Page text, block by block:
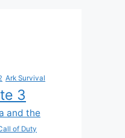
Ark Survival
3
and the
of Duty